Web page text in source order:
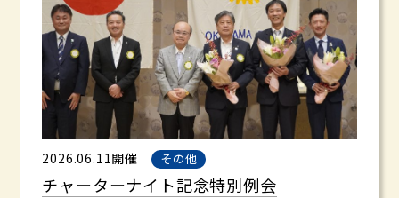
2026.06.11開催 その他
チャーターナイト記念特別例会